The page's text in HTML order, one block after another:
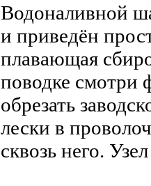
Водоналивной
и приведён
плавающая
поводке смотри
обрезать
лески в
сквозь него.